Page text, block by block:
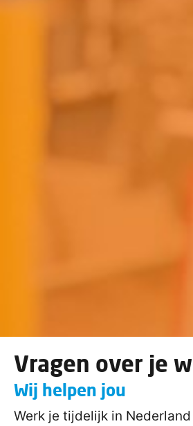
Vragen over je
Wij helpen jou
Werk je tijdelijk in